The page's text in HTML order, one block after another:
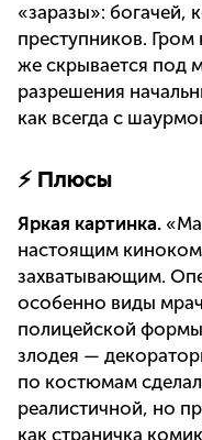
«заразы»: богачей,
преступников. Гром
же скрывается под
разрешения
как всегда с
⚡ Плюсы
Яркая картинка.
настоящим
захватывающим.
особенно виды
полицейской
злодея —
по костюмам
реалистичной, но
как страничка